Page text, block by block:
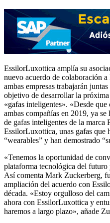
EssilorLuxottica amplía su
nuevo acuerdo de colaboración
ambas empresas trabajarán
objetivo de desarrollar la
«gafas inteligentes». «Desde
ambas compañías en 2019, ya
de gafas inteligentes de la marca
EssilorLuxottica, unas gafas que
“wearables” y han demostrado
«Tenemos la oportunidad de
plataforma tecnológica del futuro
Así comenta Mark Zuckerberg,
ampliación del acuerdo con
década. «Estoy orgulloso del
ahora con EssilorLuxottica y
haremos a largo plazo», añade